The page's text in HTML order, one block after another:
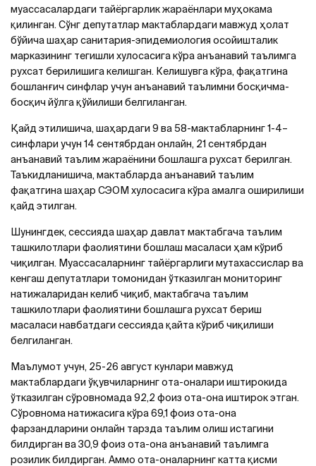
муассасалардаги тайёргарлик жараёнлари муҳокама
қилинган. Сўнг депутатлар мактаблардаги мавжуд ҳолат
бўйича шаҳар санитария-эпидемиология осойишталик
марказининг тегишли хулосасига кўра анъанавий таълимга
рухсат берилишига келишган. Келишувга кўра, фақатгина
бошланғич синфлар учун анъанавий таълимни босқичма-
босқич йўлга қўйилиши белгиланган.
Қайд этилишича, шаҳардаги 9 ва 58-мактабларнинг 1-4–
синфлари учун 14 сентябрдан онлайн, 21 сентябрдан
анъанавий таълим жараёнини бошлашга рухсат берилган.
Таъкидланишича, мактабларда анъанавий таълим
фақатгина шаҳар СЭОМ хулосасига кўра амалга оширилиши
қайд этилган.
Шунингдек, сессияда шаҳар давлат мактабгача таълим
ташкилотлари фаолиятини бошлаш масаласи ҳам кўриб
чиқилган. Муассасаларнинг тайёргарлиги мутахассислар ва
кенгаш депутатлари томонидан ўтказилган мониторинг
натижаларидан келиб чиқиб, мактабгача таълим
ташкилотлари фаолиятини бошлашга рухсат бериш
масаласи навбатдаги сессияда қайта кўриб чиқилиши
белгиланган.
Маълумот учун, 25-26 август кунлари мавжуд
мактаблардаги ўқувчиларнинг ота-оналари иштирокида
ўтказилган сўровномада 92,2 фоиз ота-она иштирок этган.
Сўровнома натижасига кўра 69,1 фоиз ота-она
фарзандларини онлайн тарзда таълим олиш истагини
билдирган ва 30,9 фоиз ота-она анъанавий таълимга
розилик билдирган. Aммо ота-оналарнинг катта қисми